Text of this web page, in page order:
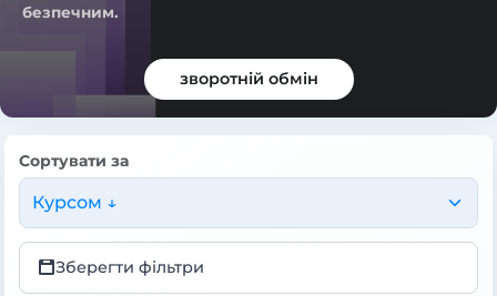
безпечним.
зворотній обмін
Сортувати за
Курсом ↓
Зберегти фільтри